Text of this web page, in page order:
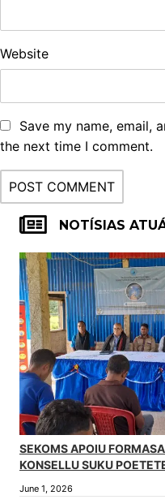
Website
Save my name, email,
the next time I comment.
NOTÍSIAS
SEKOMS APOIU
KONSELLU SUKU
June 1, 2026